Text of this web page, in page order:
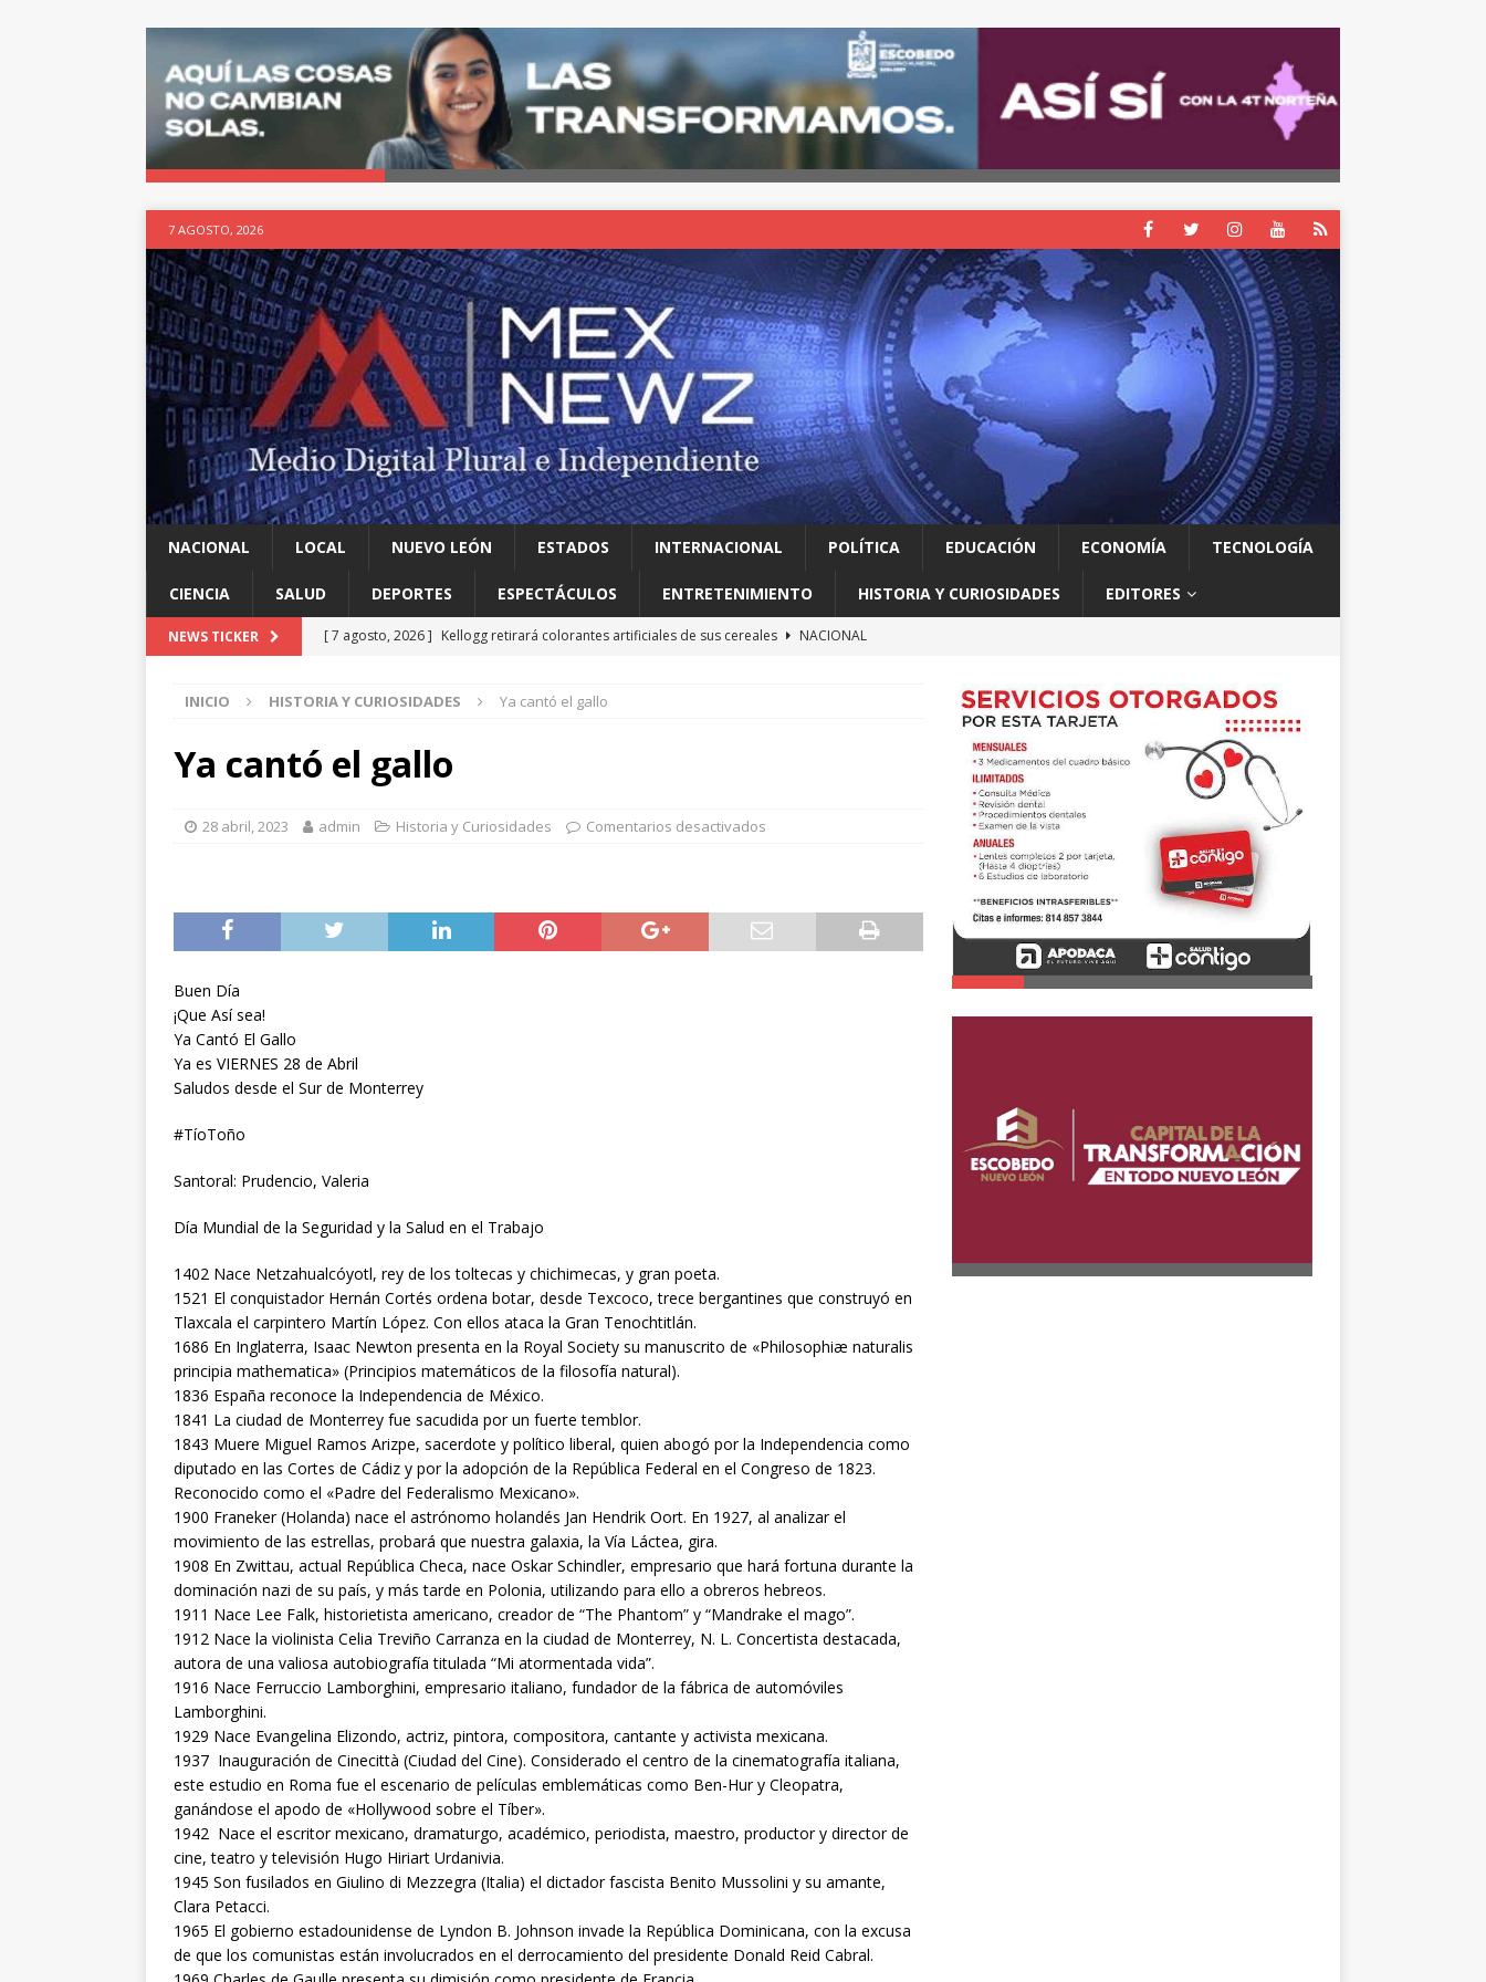
7 AGOSTO, 2026
NACIONAL LOCAL NUEVO LEÓN ESTADOS INTERNACIONAL POLÍTICA EDUCACIÓN ECONOMÍA TECNOLOGÍA
CIENCIA SALUD DEPORTES ESPECTÁCULOS ENTRETENIMIENTO HISTORIA Y CURIOSIDADES EDITORES
NEWS TICKER [ 7 agosto, 2026 ] Kellogg retirará colorantes artificiales de sus cereales
NACIONAL
[ 7 agosto, 2026 ] Multan a Meta con US$567 millones en el mayor fallo sobre seguridad
infantil contra el gigante de las redes sociales
[ 7 agosto, 2026 ]
recomendación de la OMS
LOCAL
INICIO HISTORIA Y CURIOSIDADES Ya cantó el gallo
Ya cantó el gallo
28 abril, 2023 admin Historia y Curiosidades Comentarios desactivados
Buen Día
¡Que Así sea!
Ya Cantó El Gallo
Ya es VIERNES 28 de Abril
Saludos desde el Sur de Monterrey
#TíoToño
Santoral: Prudencio, Valeria
Día Mundial de la Seguridad y la Salud en el Trabajo
1402 Nace Netzahualcóyotl, rey de los toltecas y chichimecas, y gran poeta.
1521 El conquistador Hernán Cortés ordena botar, desde Texcoco, trece bergantines que construyó en
Tlaxcala el carpintero Martín López. Con ellos ataca la Gran Tenochtitlán.
1686 En Inglaterra, Isaac Newton presenta en la Royal Society su manuscrito de «Philosophiæ naturalis
principia mathematica» (Principios matemáticos de la filosofía natural).
1836 España reconoce la Independencia de México.
1841 La ciudad de Monterrey fue sacudida por un fuerte temblor.
1843 Muere Miguel Ramos Arizpe, sacerdote y político liberal, quien abogó por la Independencia como
diputado en las Cortes de Cádiz y por la adopción de la República Federal en el Congreso de 1823.
Reconocido como el «Padre del Federalismo Mexicano».
1900 Franeker (Holanda) nace el astrónomo holandés Jan Hendrik Oort. En 1927, al analizar el
movimiento de las estrellas, probará que nuestra galaxia, la Vía Láctea, gira.
1908 En Zwittau, actual República Checa, nace Oskar Schindler, empresario que hará fortuna durante la
dominación nazi de su país, y más tarde en Polonia, utilizando para ello a obreros hebreos.
1911 Nace Lee Falk, historietista americano, creador de “The Phantom” y “Mandrake el mago”.
1912 Nace la violinista Celia Treviño Carranza en la ciudad de Monterrey, N. L. Concertista destacada,
autora de una valiosa autobiografía titulada “Mi atormentada vida”.
1916 Nace Ferruccio Lamborghini, empresario italiano, fundador de la fábrica de automóviles
Lamborghini.
1929 Nace Evangelina Elizondo, actriz, pintora, compositora, cantante y activista mexicana.
1937 Inauguración de Cinecittà (Ciudad del Cine). Considerado el centro de la cinematografía italiana,
este estudio en Roma fue el escenario de películas emblemáticas como Ben-Hur y Cleopatra,
ganándose el apodo de «Hollywood sobre el Tíber».
1942 Nace el escritor mexicano, dramaturgo, académico, periodista, maestro, productor y director de
cine, teatro y televisión Hugo Hiriart Urdanivia.
1945 Son fusilados en Giulino di Mezzegra (Italia) el dictador fascista Benito Mussolini y su amante,
Clara Petacci.
1965 El gobierno estadounidense de Lyndon B. Johnson invade la República Dominicana, con la excusa
de que los comunistas están involucrados en el derrocamiento del presidente Donald Reid Cabral.